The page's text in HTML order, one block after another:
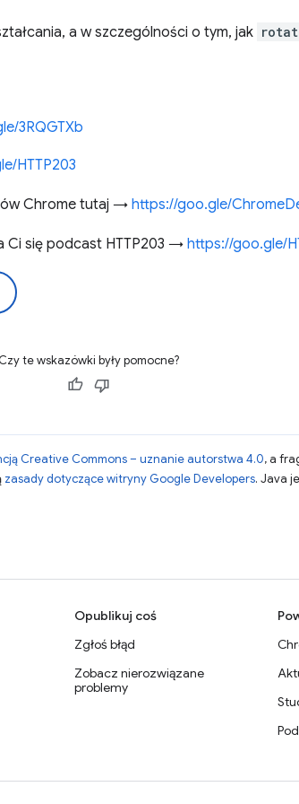
a w szczególności o tym, jak
3RQGTXb
HTTP203
Chrome tutaj →https://goo.gle/
Ci się podcast HTTP203 → https://goo.gle/
Czy te wskazówki były pomocne?
Creative Commons – uznanie autorstwa 4.0, a
zasady dotyczące witryny Google Developers. Java
Opublikuj coś
Zgłoś błąd
Zobacz nierozwiązane
problemy